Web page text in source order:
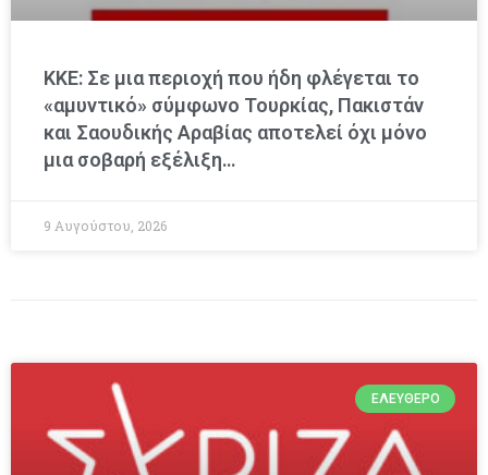
ΚΚΕ: Σε μια περιοχή που ήδη φλέγεται το
«αμυντικό» σύμφωνο Τουρκίας, Πακιστάν
και Σαουδικής Αραβίας αποτελεί όχι μόνο
μια σοβαρή εξέλιξη…
9 Αυγούστου, 2026
ΕΛΕΎΘΕΡΟ